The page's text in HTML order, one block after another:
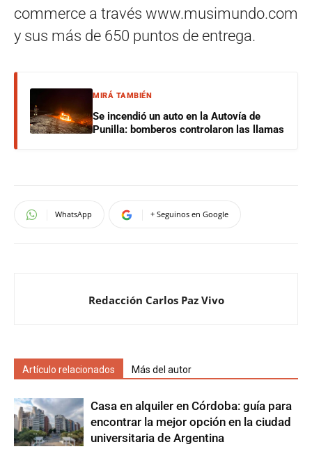
commerce a través www.musimundo.com
y sus más de 650 puntos de entrega.
MIRÁ TAMBIÉN
Se incendió un auto en la Autovía de
Punilla: bomberos controlaron las llamas
WhatsApp + Seguinos en Google
Redacción Carlos Paz Vivo
Artículo relacionados Más del autor
Casa en alquiler en Córdoba: guía para
encontrar la mejor opción en la ciudad
universitaria de Argentina